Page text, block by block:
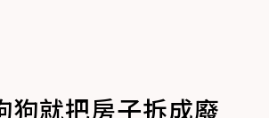
狗就把房子拆成廢